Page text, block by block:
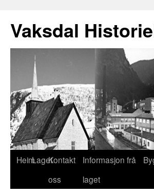
Vaksdal
HeimLagetKontakt
oss
Informasjon frå
laget